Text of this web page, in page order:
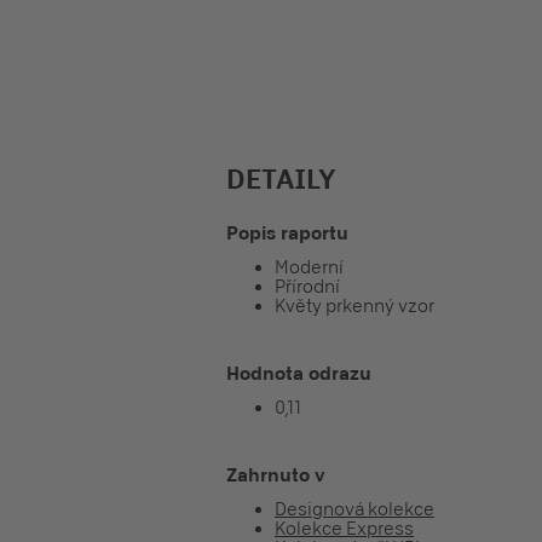
DETAILY
Popis raportu
Moderní
Přírodní
Květy prkenný vzor
Hodnota odrazu
0,11
Zahrnuto v
Designová kolekce
Kolekce Express